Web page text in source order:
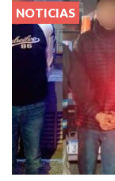
NOTICIAS